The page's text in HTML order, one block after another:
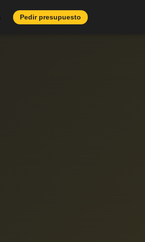
Pedir presupuesto